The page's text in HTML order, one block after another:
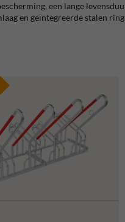
een lange
en geïntegreerde stalen